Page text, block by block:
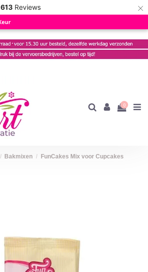
613 Reviews ×
0
Bakmixen
FunCakes Mix voor Cupcakes